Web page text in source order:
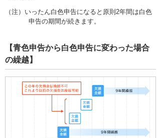
（注）いったん白色申告になると原則2年間は白色
申告の期間が続きます。
【青色申告から白色申告に変わった場合
の繰越】